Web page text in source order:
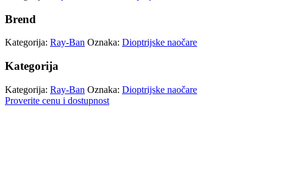
Brend
Kategorija: Ray-Ban Oznaka: Dioptrijske naočare
Kategorija
Kategorija: Ray-Ban Oznaka: Dioptrijske naočare
Proverite cenu i dostupnost